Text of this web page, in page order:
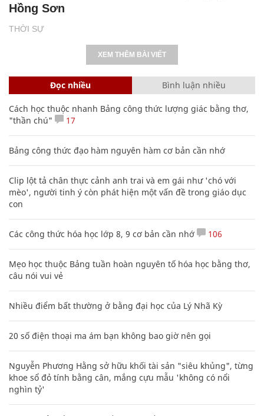
THỜI SỰ
Hồng Sơn
XEM THÊM BÀI VIẾT
Đọc nhiều Bình luận nhiều
Cách học thuộc nhanh Bảng công thức lượng giác bằng thơ,
"thần chú"
17
Bảng công thức đạo hàm nguyên hàm cơ bản cần nhớ
Clip lột tả chân thực cảnh anh trai và em gái như 'chó với
mèo', người tinh ý còn phát hiện một vấn đề trong giáo dục
con
Các công thức hóa học lớp 8, 9 cơ bản cần nhớ 106
Mẹo học thuộc Bảng tuần hoàn nguyên tố hóa học bằng thơ,
câu nói vui vẻ
Nhiều điểm bất thường ở bằng đại học của Lý Nhã Kỳ
20 số điện thoại ma ám bạn không bao giờ nên gọi
Nguyễn Phương Hằng sở hữu khối tài sản "siêu khủng", từng
khoe sổ đỏ tính bằng cân, mắng cựu mẫu 'không có nổi
nghìn tỷ'